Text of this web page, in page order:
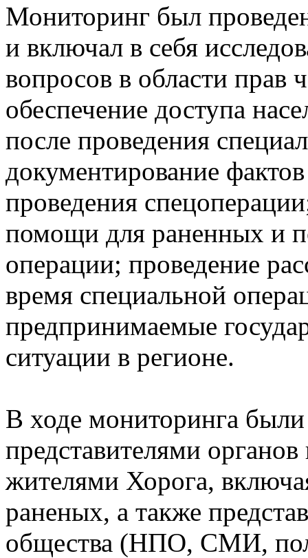
Мониторинг был
и включал в себя
вопросов в области прав
обеспечение доступа
после проведения
документирование
проведения
помощи для раненных и
операции; проведение
время специальной
предпринимаемые
ситуации в регионе.
В ходе мониторинга
представителями органов
жителями Хорога,
раненых, а также
общества (НПО, СМИ,